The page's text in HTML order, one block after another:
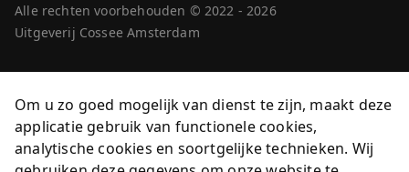
Alle rechten voorbehouden © 2022 - 2026
Uitgeverij Cossee Amsterdam
Om u zo goed mogelijk van dienst te zijn, maakt deze
applicatie gebruik van functionele cookies,
analytische cookies en soortgelijke technieken. Wij